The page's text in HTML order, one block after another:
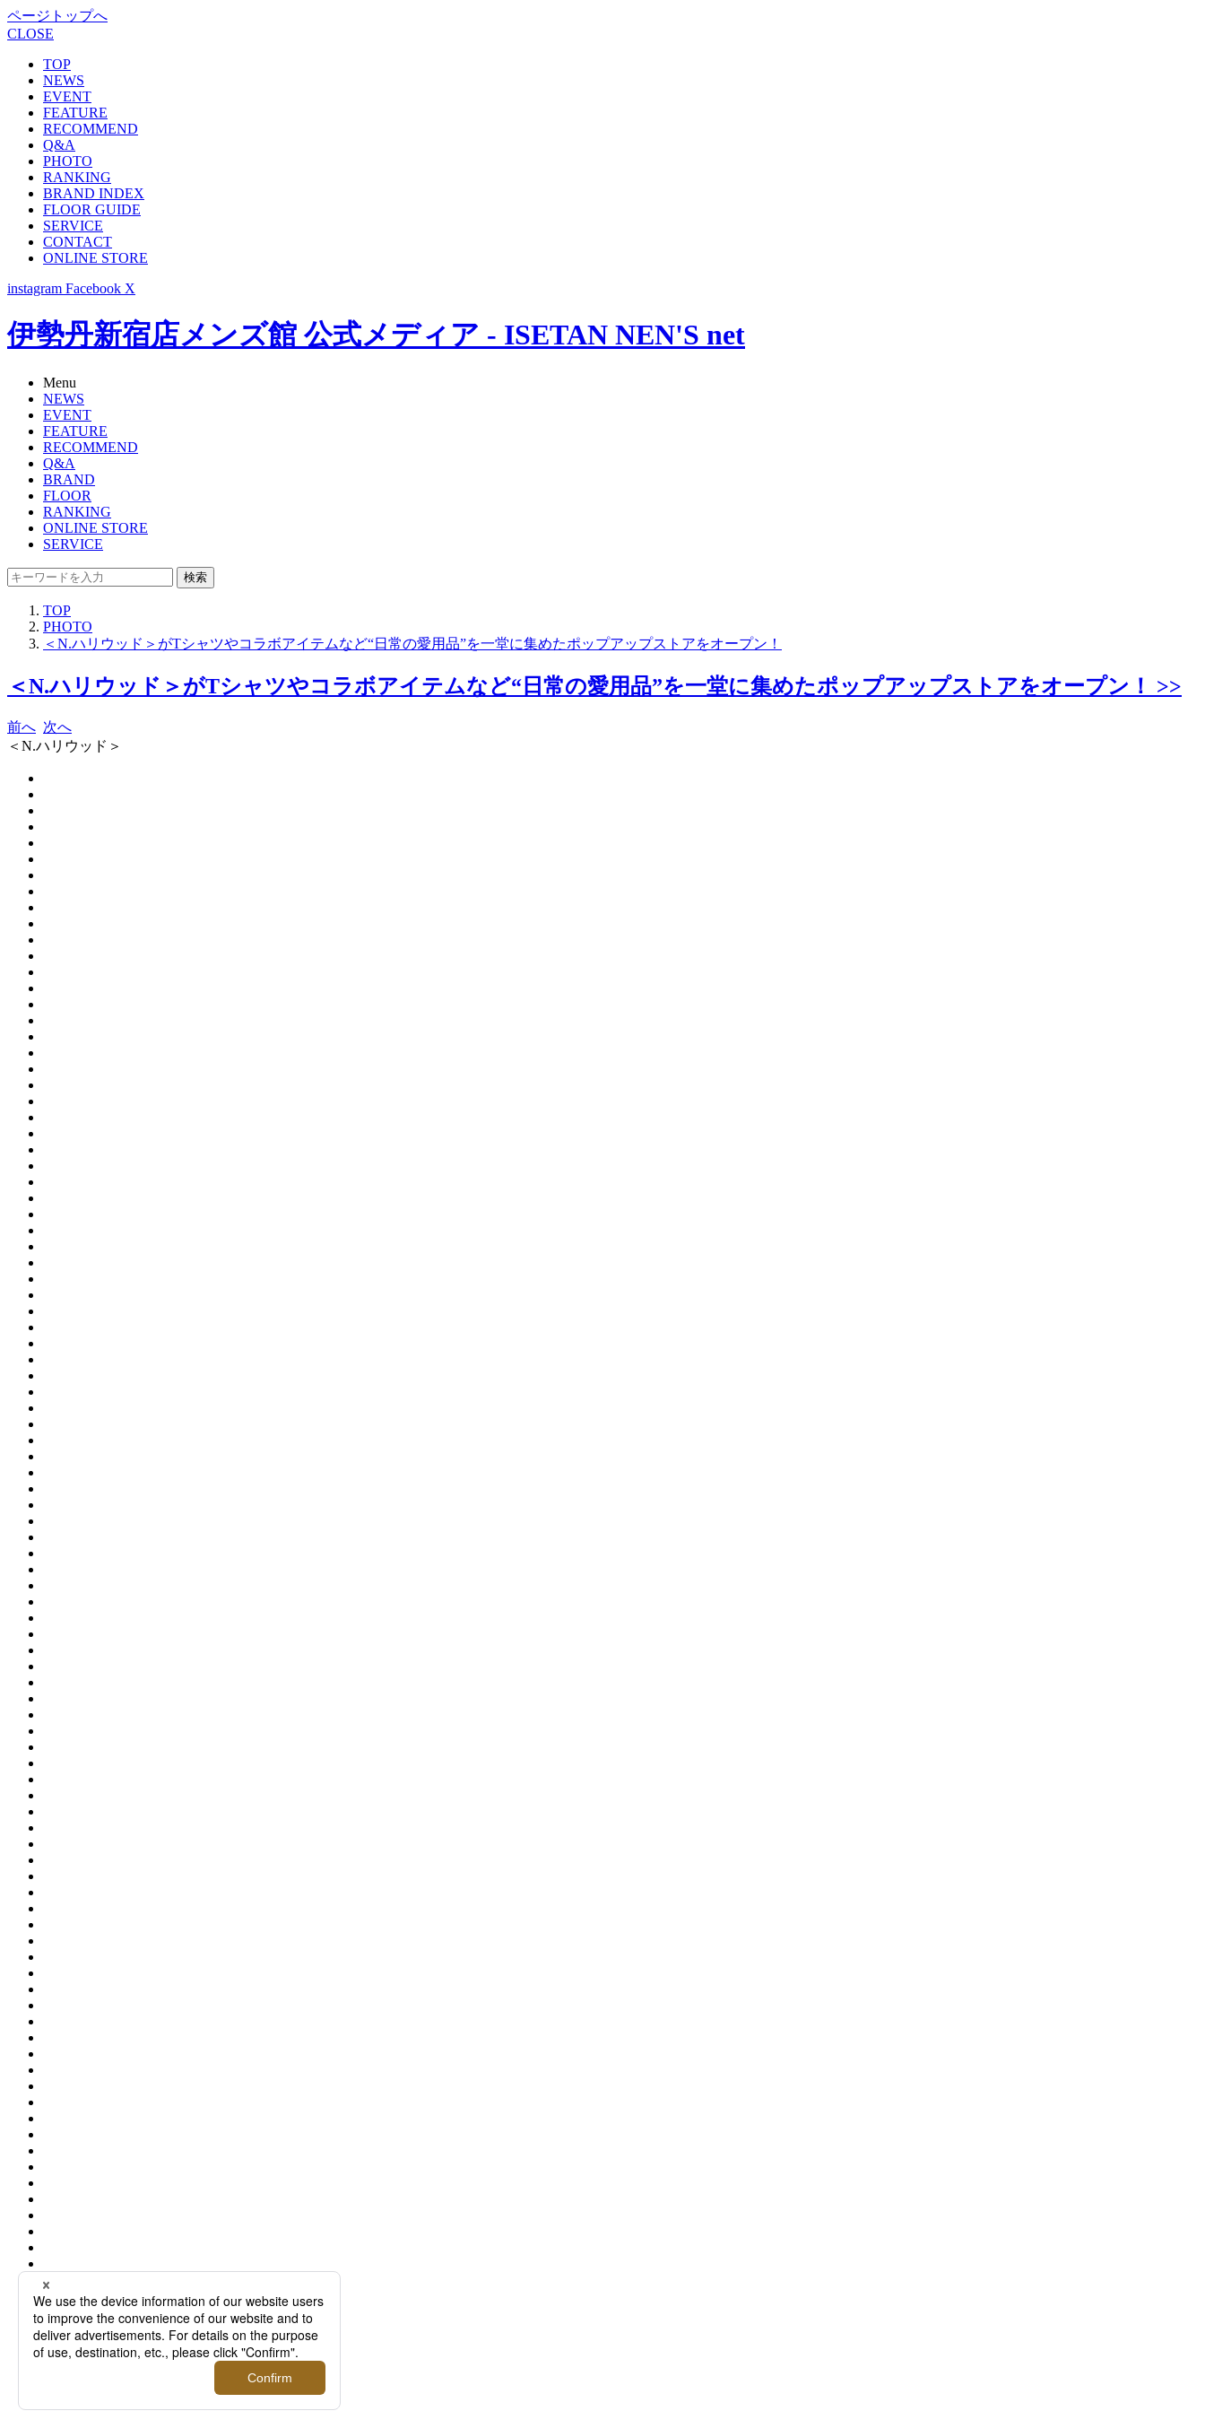
ページトップへ
CLOSE
TOP
NEWS
EVENT
FEATURE
RECOMMEND
Q&A
PHOTO
RANKING
BRAND INDEX
FLOOR GUIDE
SERVICE
CONTACT
ONLINE STORE
instagram Facebook X
伊勢丹新宿店メンズ館 公式メディア - ISETAN NEN'S net
Menu
NEWS
EVENT
FEATURE
RECOMMEND
Q&A
BRAND
FLOOR
RANKING
ONLINE STORE
SERVICE
検索
TOP
PHOTO
＜N.ハリウッド＞がTシャツやコラボアイテムなど“日常の愛用品”を一堂に集めたポップアップストアをオープン！
＜N.ハリウッド＞がTシャツやコラボアイテムなど“日常の愛用品”を一堂に集めたポップアップストアをオープン！ >>
前へ 次へ
＜N.ハリウッド＞